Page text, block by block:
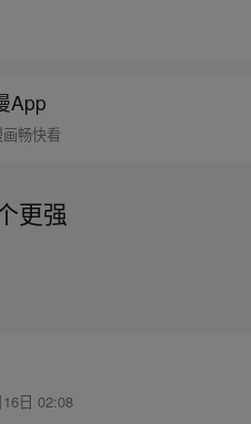
App
畅快看
更强
日 02:08